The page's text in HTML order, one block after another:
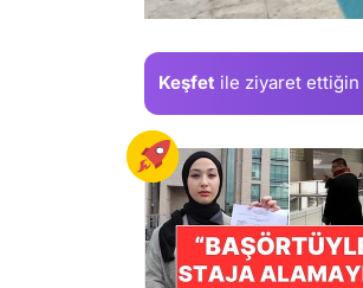
Keşfet ile ziyaret ettiğin